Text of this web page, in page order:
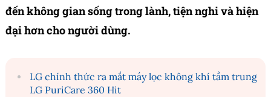
đến không gian sống trong lành, tiện nghi và hiện
đại hơn cho người dùng.
LG chính thức ra mắt máy lọc không khí tầm trung
LG PuriCare 360 Hit